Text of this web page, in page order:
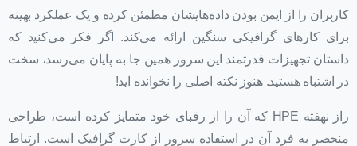
کاربران را از ایمن بودن داده‌هایشان مطمئن کرده و یک عملکرد بهینه
برای کارهای گرافیکی سنگین ارائه می‌کند. اگر فکر می‌کنید که
داستان تجهیزات قدرتمند این سرور همین جا به پایان می‌رسد، سخت
در اشتباه هستید. هنوز نکته اصلی را نخوانده اید!
راز نهفته HPE که آن را از رقبای خود متمایز کرده است، طراحی
منحصر به فرد آن در استفاده سرور از کارت گرافیک است. ارتباط